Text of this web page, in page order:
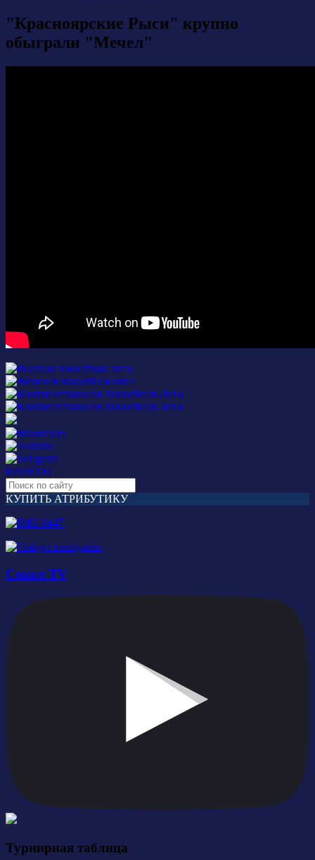
"Красноярские Рыси" крупно
обыграли "Мечел"
БИЛЕТЫ
КУПИТЬ АТРИБУТИКУ
Сокол TV
Турнирная таблица